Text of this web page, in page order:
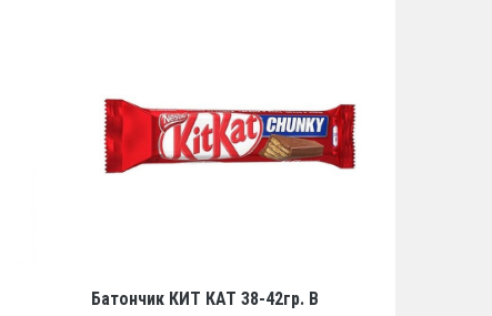
Батончик КИТ КАТ 38-42гр. В